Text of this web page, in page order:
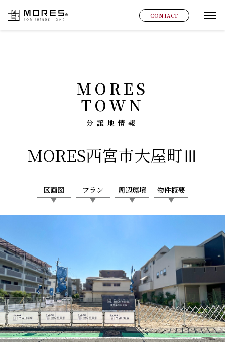
MORES CONTACT グ
MORES
TOWN
分譲地情報
MORES西宮市大屋町Ⅲ
区画図 プラン 周辺環境 物件概要